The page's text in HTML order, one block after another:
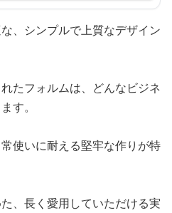
、シンプルで上質なデザイン
たフォルムは、どんなビジネ
す。
使いに耐える堅牢な作りが特
、長く愛用していただける実